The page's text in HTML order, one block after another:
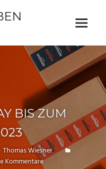
Menu
BIS ZUM
Thomas Wiesner
Kommentare